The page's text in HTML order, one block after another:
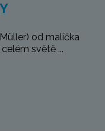
od malička
světě ...